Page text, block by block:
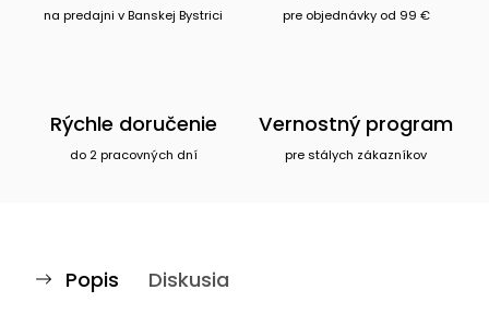
na predajni v Banskej Bystrici pre objednávky od 99 €
Rýchle doručenie
do 2 pracovných dní
Vernostný program
pre stálych zákazníkov
Popis Diskusia